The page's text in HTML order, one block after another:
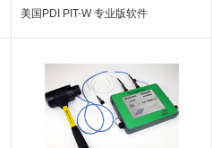
美国PDI PIT-W 专业版软件